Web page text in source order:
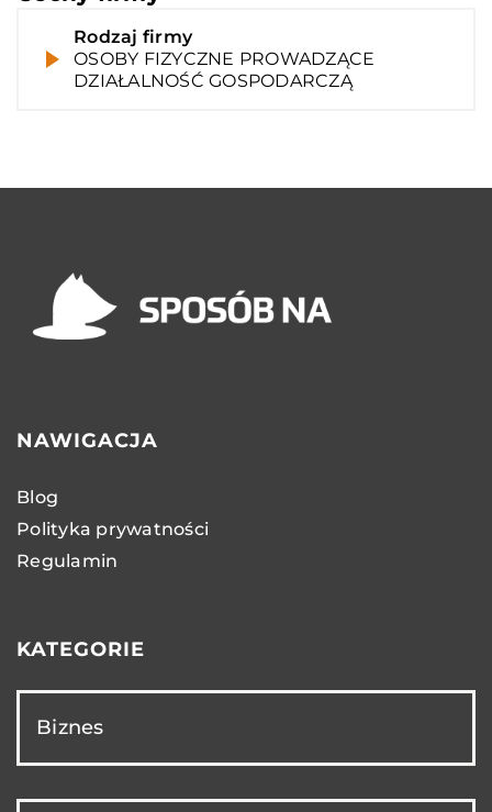
Rodzaj firmy
OSOBY FIZYCZNE PROWADZĄCE
DZIAŁALNOŚĆ GOSPODARCZĄ
NAWIGACJA
Blog
Polityka prywatności
Regulamin
KATEGORIE
Biznes